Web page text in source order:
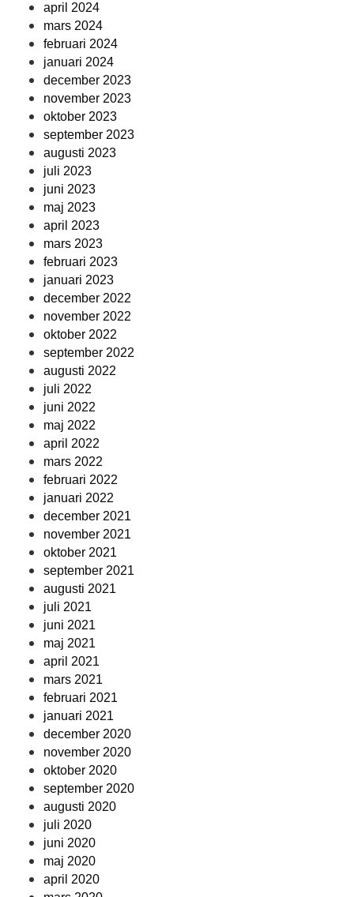
april 2024
mars 2024
februari 2024
januari 2024
december 2023
november 2023
oktober 2023
september 2023
augusti 2023
juli 2023
juni 2023
maj 2023
april 2023
mars 2023
februari 2023
januari 2023
december 2022
november 2022
oktober 2022
september 2022
augusti 2022
juli 2022
juni 2022
maj 2022
april 2022
mars 2022
februari 2022
januari 2022
december 2021
november 2021
oktober 2021
september 2021
augusti 2021
juli 2021
juni 2021
maj 2021
april 2021
mars 2021
februari 2021
januari 2021
december 2020
november 2020
oktober 2020
september 2020
augusti 2020
juli 2020
juni 2020
maj 2020
april 2020